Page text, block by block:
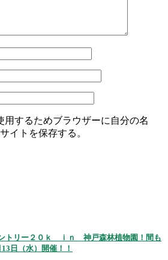
用するためブラウザーに自分の名
イトを保存する。
トリー２０ｋ ｉｎ 神戸森林植物園！間も
日（水）開催！！